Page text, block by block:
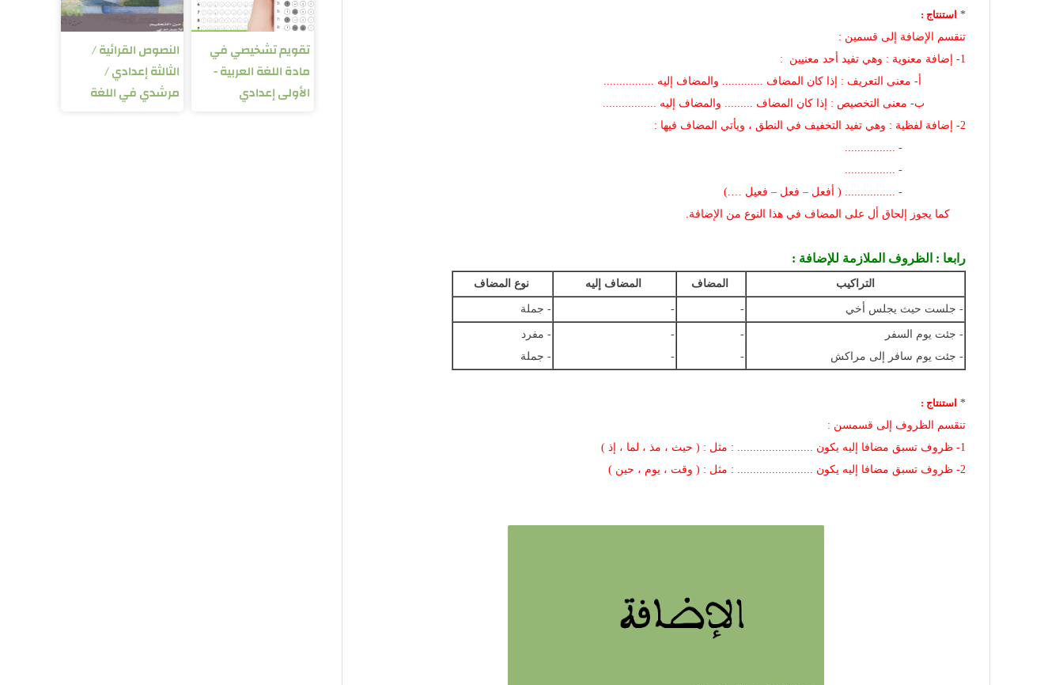
* استنتاج :
تنقسم الإضافة إلى قسمين :
1- إضافة معنوية : وهي تفيد أحد معنيين :
أ- معنى التعريف : إذا كان المضاف ............. والمضاف إليه ................
ب- معنى التخصيص : إذا كان المضاف ......... والمضاف إليه .................
2- إضافة لفظية : وهي تفيد التخفيف في النطق ، ويأتي المضاف فيها :
- ................
- ................
- ................ ( أفعل – فعل – فعيل ….)
كما يجوز إلحاق أل على المضاف في هذا النوع من الإضافة.
رابعا : الظروف الملازمة للإضافة :
التراكيب المضاف المضاف إليه نوع المضاف
- جلست حيث يجلس أخي -
- - جملة
- جئت يوم السفر
- جئت يوم سافر إلى مراكش
-
-
-
-
- مفرد
- جملة
* استنتاج :
تنقسم الظروف إلى قسمسن :
1- ظروف تسبق مضافا إليه يكون ........................ : مثل : ( حيث ، مذ ، لما ، إذ )
2- ظروف تسبق مضافا إليه يكون ........................ : مثل : ( وقت ، يوم ، حين )
تقويم تشخيصي في
مادة اللغة العربية -
الأولى إعدادي
النصوص القرائية /
الثالثة إعدادي /
مرشدي في اللغة